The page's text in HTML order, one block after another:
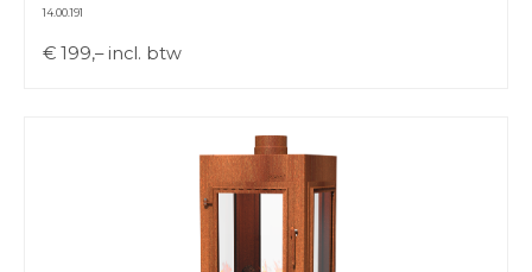
14.00.191
€ 199,–incl. btw